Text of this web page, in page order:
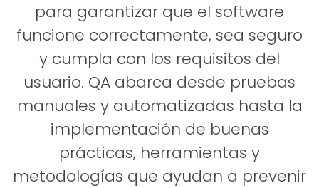
para garantizar que el software
funcione correctamente, sea seguro
y cumpla con los requisitos del
usuario. QA abarca desde pruebas
manuales y automatizadas hasta la
implementación de buenas
prácticas, herramientas y
metodologías que ayudan a prevenir